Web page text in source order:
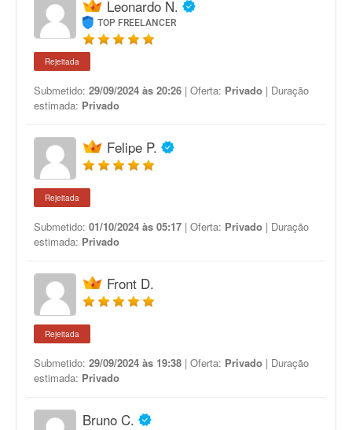
Leonardo N.
TOP FREELANCER
Rejeitada
Submetido: 29/09/2024 às 20:26 | Oferta: Privado | Duração
estimada: Privado
Felipe P.
Rejeitada
Submetido: 01/10/2024 às 05:17 | Oferta: Privado | Duração
estimada: Privado
Front D.
Rejeitada
Submetido: 29/09/2024 às 19:38 | Oferta: Privado | Duração
estimada: Privado
Bruno C.